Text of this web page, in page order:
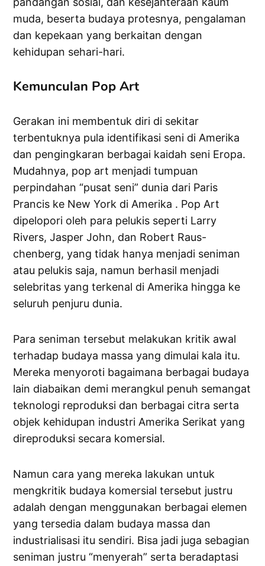
muda, beserta budaya protesnya, pengalaman
dan kepekaan yang berkaitan dengan
kehidupan sehari-hari.
Kemunculan Pop Art
Gerakan ini membentuk diri di sekitar
terbentuknya pula identifikasi seni di Amerika
dan pengingkaran berbagai kaidah seni Eropa.
Mudahnya, pop art menjadi tumpuan
perpindahan “pusat seni” dunia dari Paris
Prancis ke New York di Amerika . Pop Art
dipelopori oleh para pelukis seperti Larry
Rivers, Jasper John, dan Robert Raus-
chenberg, yang tidak hanya menjadi seniman
atau pelukis saja, namun berhasil menjadi
selebritas yang terkenal di Amerika hingga ke
seluruh penjuru dunia.
Para seniman tersebut melakukan kritik awal
terhadap budaya massa yang dimulai kala itu.
Mereka menyoroti bagaimana berbagai budaya
lain diabaikan demi merangkul penuh semangat
teknologi reproduksi dan berbagai citra serta
objek kehidupan industri Amerika Serikat yang
direproduksi secara komersial.
Namun cara yang mereka lakukan untuk
mengkritik budaya komersial tersebut justru
adalah dengan menggunakan berbagai elemen
yang tersedia dalam budaya massa dan
industrialisasi itu sendiri. Bisa jadi juga sebagian
seniman justru “menyerah” serta beradaptasi